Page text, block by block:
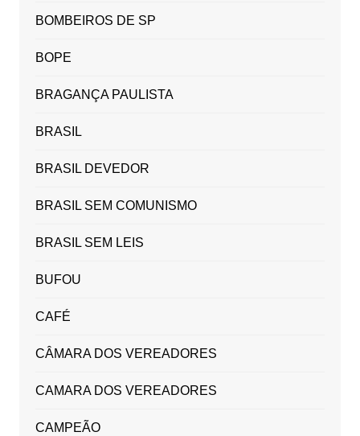
BOMBEIROS DE SP
BOPE
BRAGANÇA PAULISTA
BRASIL
BRASIL DEVEDOR
BRASIL SEM COMUNISMO
BRASIL SEM LEIS
BUFOU
CAFÉ
CÂMARA DOS VEREADORES
CAMARA DOS VEREADORES
CAMPEÃO